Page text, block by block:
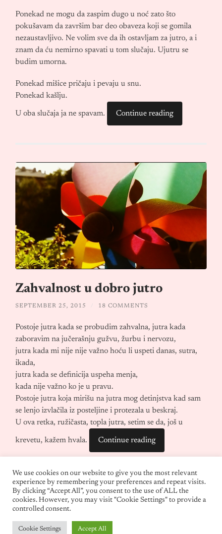
Ponekad ne mogu da zaspim dugo u noć zato što
pokušavam da završim bar deo obaveza koji se gomila
nezaustavljivo. Ne volim sve da ih ostavljam za jutro, a i
znam da ću nemirno spavati u tom slučaju. Ujutru se
budim umorna.
Ponekad mišice pričaju i pevaju u snu.
Ponekad kašlju.
U oba slučaja ja ne spavam. Continue reading
Zahvalnost u dobro jutro
SEPTEMBER 25, 2015 / 18 COMMENTS
Postoje jutra kada se probudim zahvalna, jutra kada
zaboravim na jučerašnju gužvu, žurbu i nervozu,
jutra kada mi nije nije važno hoću li uspeti danas, sutra,
ikada,
jutra kada se definicija uspeha menja,
kada nije važno ko je u pravu.
Postoje jutra koja mirišu na jutra mog detinjstva kad sam
se lenjo izvlačila iz posteljine i protezala u beskraj.
U ova retka, ružičasta, topla jutra, setim se da, još u
krevetu, kažem hvala. Continue reading
© 2026 LETNJE IGRALIŠTE
We use cookies on our website to give you the most relevant
experience by remembering your preferences and repeat visits.
By clicking “Accept All”, you consent to the use of ALL the
cookies. However, you may visit "Cookie Settings" to provide a
controlled consent.
Cookie Settings Accept All